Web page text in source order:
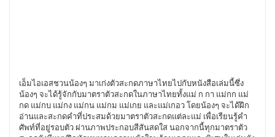
เอ็มไอเอสชวนน้องๆ มาเก่งตัวสะกดภาษาไทยไปกับหนังสือเล่มนี้ซึ่ง
น้องๆ จะได้รู้จักกับมาตราตัวสะกดในภาษาไทยทั้งแม่ ก กา แม่กก แม่
กด แม่กบ แม่กง แม่กน แม่กม แม่เกย และแม่เกอว โดยน้องๆ จะได้ฝึก
อ่านและสะกดคำที่ประสมด้วยมาตราตัวสะกดแต่ละแม่ เพื่อเรียนรู้คำ
ศัพท์ที่อยู่รอบตัว ผ่านภาพประกอบสีสันสดใส นอกจากนี้ทุกมาตราตัว